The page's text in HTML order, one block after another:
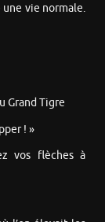
vie normale.
Grand Tigre
! »
vos flèches à